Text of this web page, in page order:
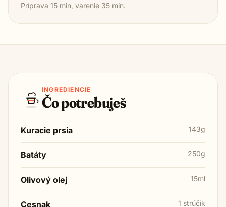
Príprava 15 min, varenie 35 min.
INGREDIENCIE
Čo potrebuješ
Kuracie prsia 143g
Batáty 250g
Olivový olej 15ml
Cesnak 1 strúčik